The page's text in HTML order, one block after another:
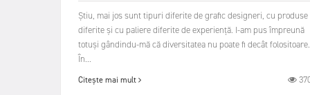
Știu, mai jos sunt tipuri diferite de grafic designeri, cu produse
diferite și cu paliere diferite de experiență. I-am pus împreună
totuși gândindu-mă că diversitatea nu poate fi decât folositoare.
În...
Citește mai mult